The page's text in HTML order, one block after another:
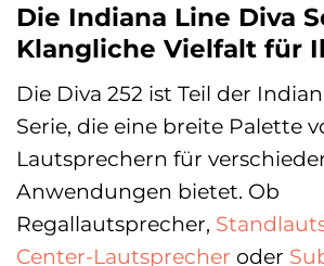
Die Indiana Line Diva
Klangliche Vielfalt für
Die Diva 252 ist Teil der
Serie, die eine breite Palette
Lautsprechern für
Anwendungen bietet. Ob
Regallautsprecher,
Center-Lautsprecher oder